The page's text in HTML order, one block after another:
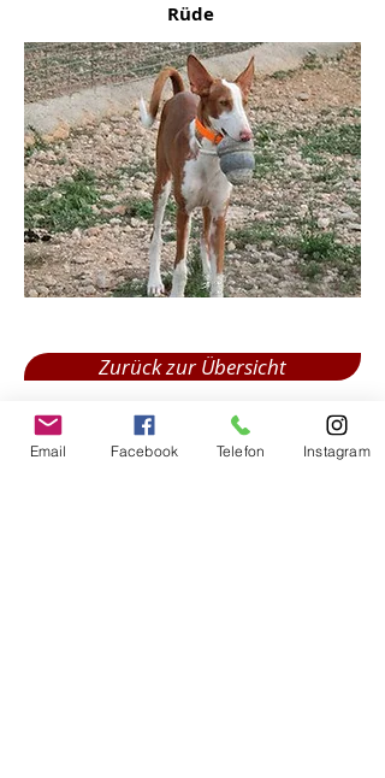
Rüde
Zurück zur Übersicht
Weiter zum nächsten
Email Facebook Telefon Instagram